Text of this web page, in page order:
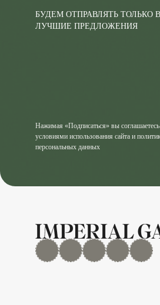
БУДЕМ ОТПРАВЛЯТЬ
ЛУЧШИЕ ПРЕДЛОЖЕНИЯ
Нажимая «Подписаться» вы
условиями использования сайта и
персональных данных
MAX Дзен YouTuberutube